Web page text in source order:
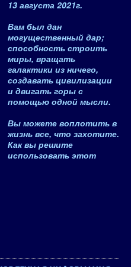
13 августа 2021г.
Вам был дан
могущественный дар;
способность строить
миры, вращать
галактики из ничего,
создавать цивилизации
и двигать горы с
помощью одной мысли.
Вы можете воплотить в
жизнь все, что захотите.
Как вы решите
использовать этот